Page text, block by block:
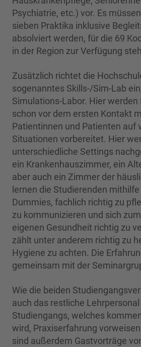
Psychiatrie, etc.) vor. Es
sieben Praktika inklusive
absolviert werden, für die 69
in der Region zur Verfügung
Zusätzlich richtet die
sogenanntes Skills-/Sim-Lab
Simulations-Labor. Hier werden
schon vor dem ersten Kontakt
Patientinnen und Patienten auf
Situationen vorbereitet. Hier
unterschiedliche Settings
ein Krankenhauszimmer, ein
aber auch ein Zimmer der
lernen die Studierenden
Dummies, fachlich richtig zu
zu kommunizieren und sich
eigenen Gesundheit richtig zu
zählt unter anderem richtig zu
Hygiene zu achten. Die
gemeinsam mit der
Wie die beiden
auch das restliche Lehrpersonal
Studiengangs, welches
wird, Praxiserfahrung
sind außerdem Gastvorträge